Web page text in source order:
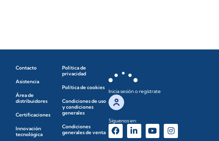
Contacto
Asistencia
Área de
distribuidores
Certificaciones
Innovación
tecnológica
Política de
privacidad
Política de cookies
Condiciones de uso
y condiciones
generales
Condiciones
generales de venta
Inicia sesión o regístrate
Síguenos en: